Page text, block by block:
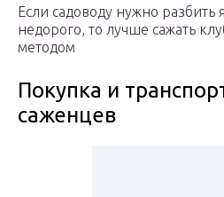
Если садоводу нужно разбить
недорого, то лучше сажать
методом
Покупка и
саженцев